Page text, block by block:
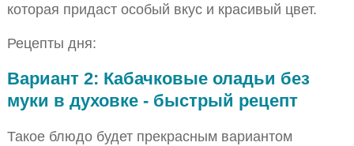
которая придаст особый вкус и красивый цвет.
Рецепты дня:
Вариант 2: Кабачковые оладьи без
муки в духовке - быстрый рецепт
Такое блюдо будет прекрасным вариантом